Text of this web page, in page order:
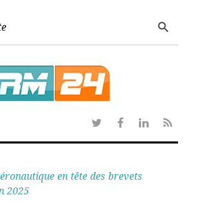
search
TwitterFacebook
Linkedin
RSS
en tête des brevets
2025